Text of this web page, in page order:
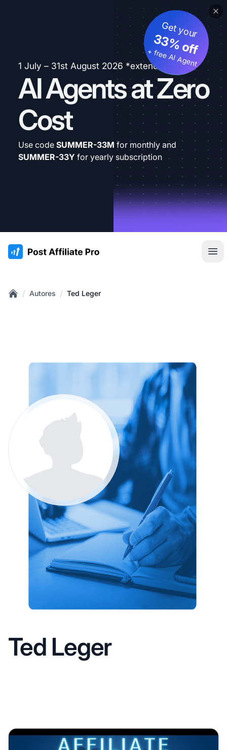
1 July – 31st August 2026 *extended
AI Agents at Zero
Cost
Get your
33% off
+ free AI Agent
Use code SUMMER-33M for monthly and
SUMMER-33Y for yearly subscription
:site.title
/ Autores / Ted Leger
Ted Leger
El error #1 que cometen todos los marketers de afiliados